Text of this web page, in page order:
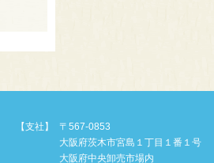
【支社】
〒567-0853
大阪府茨木市宮島１丁目１番１号
大阪府中央卸売市場内